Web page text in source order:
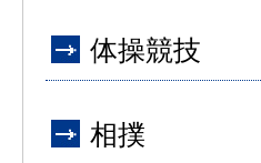
体操競技
相撲